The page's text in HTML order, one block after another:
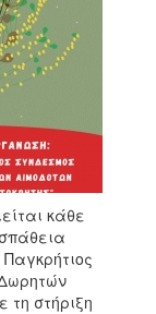
κάθε
στήριξη